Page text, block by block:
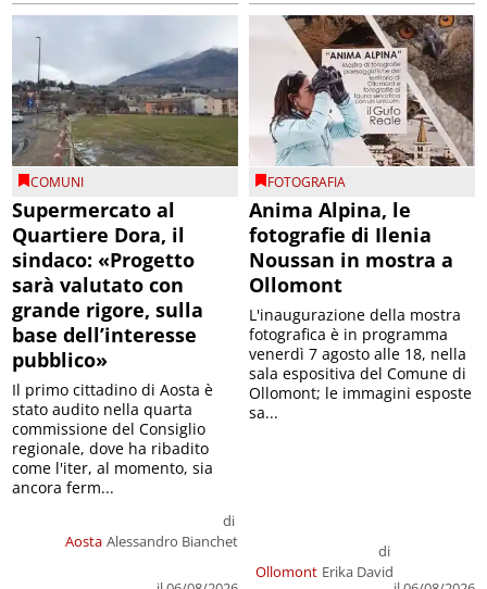
COMUNI
Supermercato al
Quartiere Dora, il
sindaco: «Progetto
sarà valutato con
grande rigore, sulla
base dell’interesse
pubblico»
Aosta
di
Alessandro Bianchet
Il primo cittadino di Aosta è
stato audito nella quarta
commissione del Consiglio
regionale, dove ha ribadito
come l'iter, al momento, sia
ancora ferm...
FOTOGRAFIA
Anima Alpina, le
fotografie di Ilenia
Noussan in mostra a
Ollomont
Ollomont
di
Erika David
L'inaugurazione della mostra
fotografica è in programma
venerdì 7 agosto alle 18, nella
sala espositiva del Comune di
Ollomont; le immagini esposte
sa...